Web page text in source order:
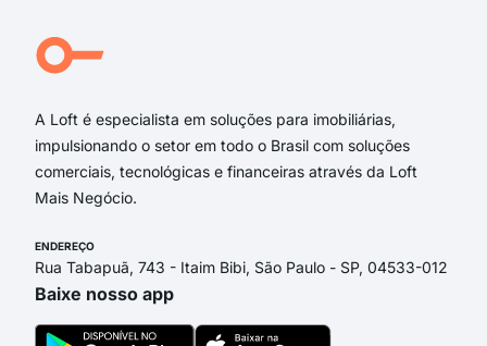
A Loft é especialista em soluções para imobiliárias,
impulsionando o setor em todo o Brasil com soluções
comerciais, tecnológicas e financeiras através da Loft
Mais Negócio.
ENDEREÇO
Rua Tabapuã, 743 - Itaim Bibi, São Paulo - SP, 04533-012
Baixe nosso app